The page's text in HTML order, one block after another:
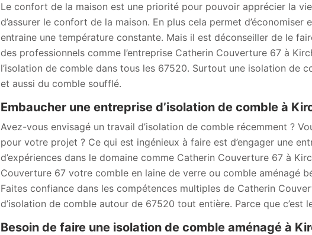
Le confort de la maison est une priorité pour pouvoir apprécier la
d’assurer le confort de la maison. En plus cela permet d’économiser
entraine une température constante. Mais il est déconseiller de le
des professionnels comme l’entreprise Catherin Couverture 67 à
l’isolation de comble dans tous les 67520. Surtout une isolation de
et aussi du comble soufflé.
Embaucher une entreprise d’isolation de comble à
Avez-vous envisagé un travail d’isolation de comble récemment ?
pour votre projet ? Ce qui est ingénieux à faire est d’engager une
d’expériences dans le domaine comme Catherin Couverture 67 à
Couverture 67 votre comble en laine de verre ou comble aménagé
Faites confiance dans les compétences multiples de Catherin
d’isolation de comble autour de 67520 tout entière. Parce que c’est
Besoin de faire une isolation de comble aménagé à